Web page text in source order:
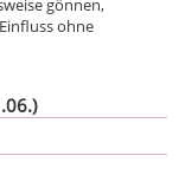
gönnen,
ohne